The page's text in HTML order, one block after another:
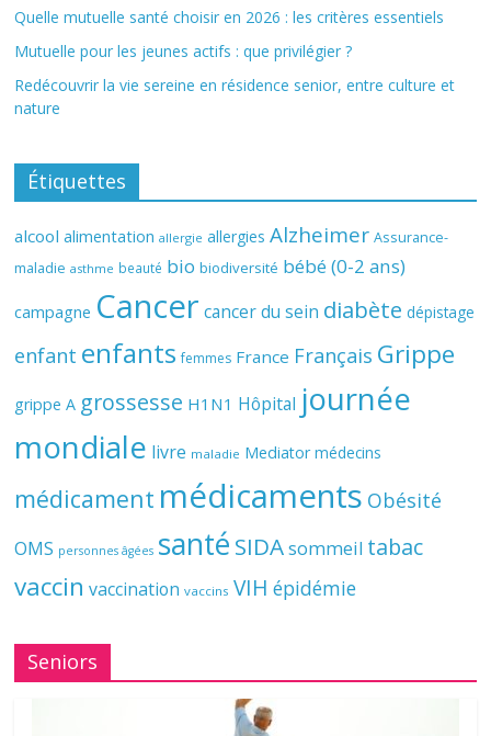
Quelle mutuelle santé choisir en 2026 : les critères essentiels
Mutuelle pour les jeunes actifs : que privilégier ?
Redécouvrir la vie sereine en résidence senior, entre culture et
nature
Étiquettes
alcool alimentation allergie allergies Alzheimer Assurance-
maladie asthme beauté bio biodiversité bébé (0-2 ans)
campagne Cancer cancer du sein diabète dépistage
enfant enfants femmes France Français Grippe
grippe A grossesse H1N1 Hôpital journée
mondiale livre maladie Mediator médecins
médicament médicaments Obésité
OMS personnes âgées santé SIDAsommeil tabac
vaccin vaccination vaccins VIH épidémie
Seniors